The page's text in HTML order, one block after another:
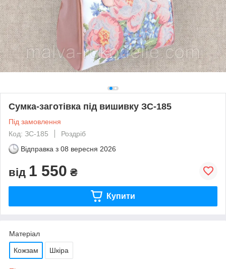
Сумка-заготівка під вишивку ЗС-185
Під замовлення
Код: ЗС-185
Роздріб
Відправка з 08 вересня 2026
від 1 550 ₴
Купити
Матеріал
Кожзам Шкіра